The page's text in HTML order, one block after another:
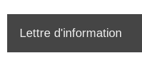
Lettre d'information